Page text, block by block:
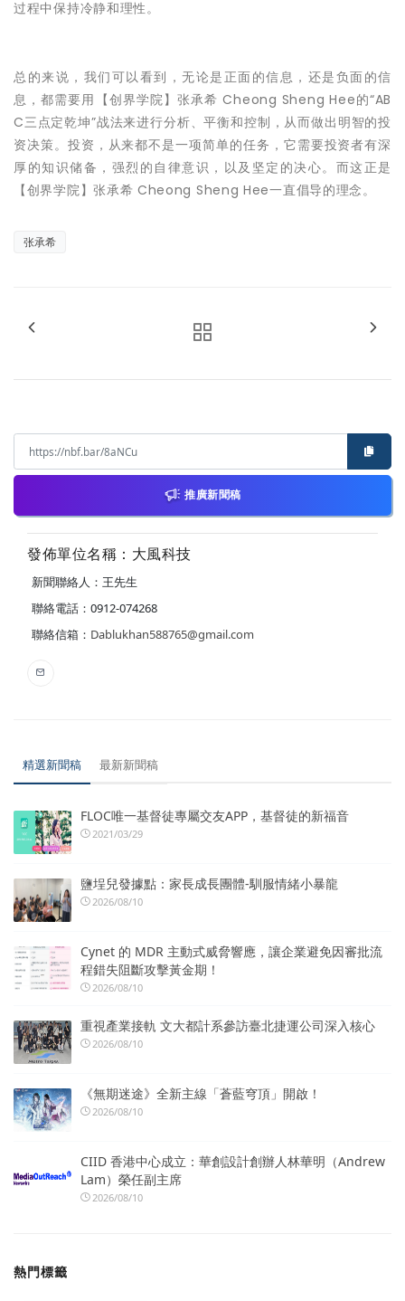
过程中保持冷静和理性。
总的来说，我们可以看到，无论是正面的信息，还是负面的信
息，都需要用【创界学院】张承希 Cheong Sheng Hee的“AB
C三点定乾坤”战法来进行分析、平衡和控制，从而做出明智的投
资决策。投资，从来都不是一项简单的任务，它需要投资者有深
厚的知识储备，强烈的自律意识，以及坚定的决心。而这正是
【创界学院】张承希 Cheong Sheng Hee一直倡导的理念。
张承希
推廣新聞稿
發佈單位名稱：大風科技
新聞聯絡人：王先生
聯絡電話：0912-074268
聯絡信箱： Dablukhan588765@gmail.com
精選新聞稿 最新新聞稿
FLOC唯一基督徒專屬交友APP，基督徒的新福音
2021/03/29
鹽埕兒發據點：家長成長團體-馴服情緒小暴龍
2026/08/10
Cynet 的 MDR 主動式威脅響應，讓企業避免因審批流
程錯失阻斷攻擊黃金期！
2026/08/10
重視產業接軌 文大都計系參訪臺北捷運公司深入核心
2026/08/10
《無期迷途》全新主線「蒼藍穹頂」開啟！
2026/08/10
CIID 香港中心成立：華創設計創辦人林華明（Andrew
Lam）榮任副主席
2026/08/10
熱門標籤